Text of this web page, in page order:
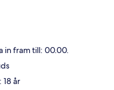
in fram till: 00.00.
år